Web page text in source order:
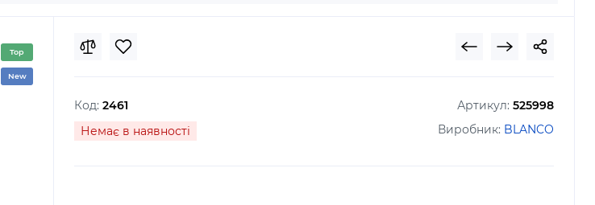
Top
New
Код: 2461 Артикул: 525998
Виробник: BLANCO
Немає в наявності